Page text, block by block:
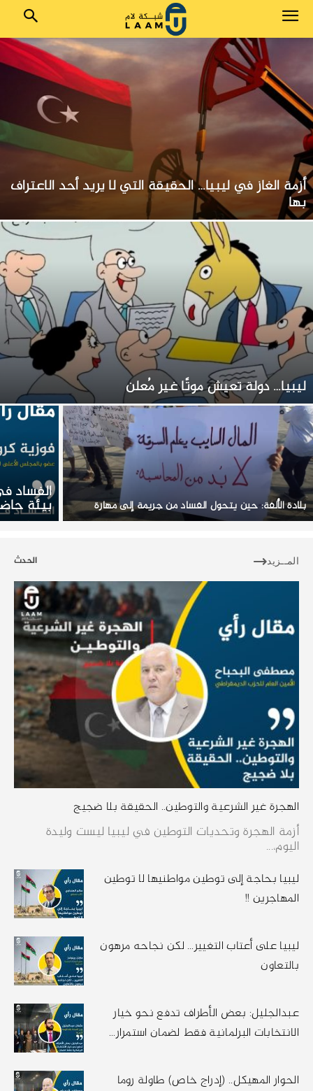
أزمة الغاز في ليبيا… الحقيقة التي لا يريد أحد الاعتراف
بها
ليبيا… دولة تعيش موتًا غير مُعلن
بلادة الأُلفة: حين يتحول الفساد من جريمة إلى مهارة
الفساد
بيئة
الحدث المــزيد
الهجرة غير الشرعية والتوطين.. الحقيقة بلا ضجيج
أزمة الهجرة وتحديات التوطين في ليبيا ليست وليدة
اليوم،...
ليبيا بحاجة إلى توطين مواطنيها لا توطين
المهاجرين !!
ليبيا على أعتاب التغيير… لكن نجاحه مرهون
بالتعاون
عبدالجليل: بعض الأطراف تدفع نحو خيار
الانتخابات البرلمانية فقط لضمان استمرار...
الحوار المهيكل.. (إدراج خاص) طاولة روما